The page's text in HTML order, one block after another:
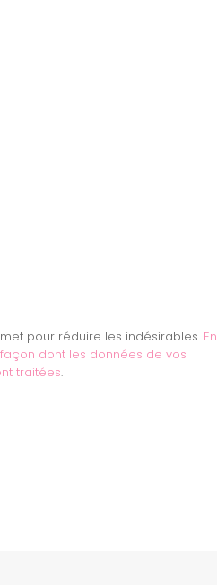
pour réduire les indésirables. En
dont les données de vos
traitées.